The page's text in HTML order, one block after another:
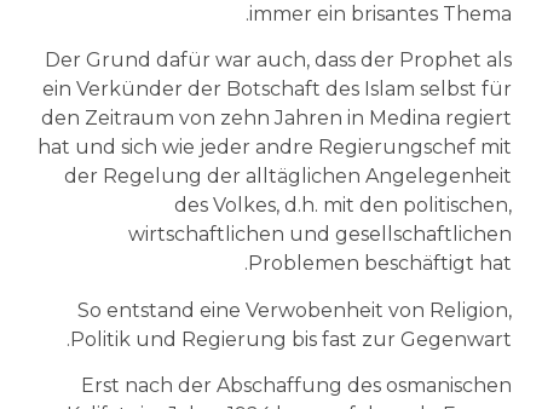
immer ein brisantes Thema.
Der Grund dafür war auch, dass der Prophet als
ein Verkünder der Botschaft des Islam selbst für
den Zeitraum von zehn Jahren in Medina regiert
hat und sich wie jeder andre Regierungschef mit
der Regelung der alltäglichen Angelegenheit
des Volkes, d.h. mit den politischen,
wirtschaftlichen und gesellschaftlichen
Problemen beschäftigt hat.
So entstand eine Verwobenheit von Religion,
Politik und Regierung bis fast zur Gegenwart.
Erst nach der Abschaffung des osmanischen